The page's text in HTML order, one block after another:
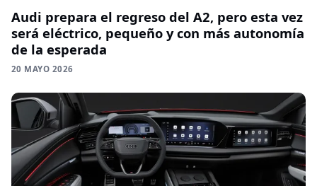
Audi prepara el regreso del A2, pero esta vez
será eléctrico, pequeño y con más autonomía
de la esperada
20 MAYO 2026